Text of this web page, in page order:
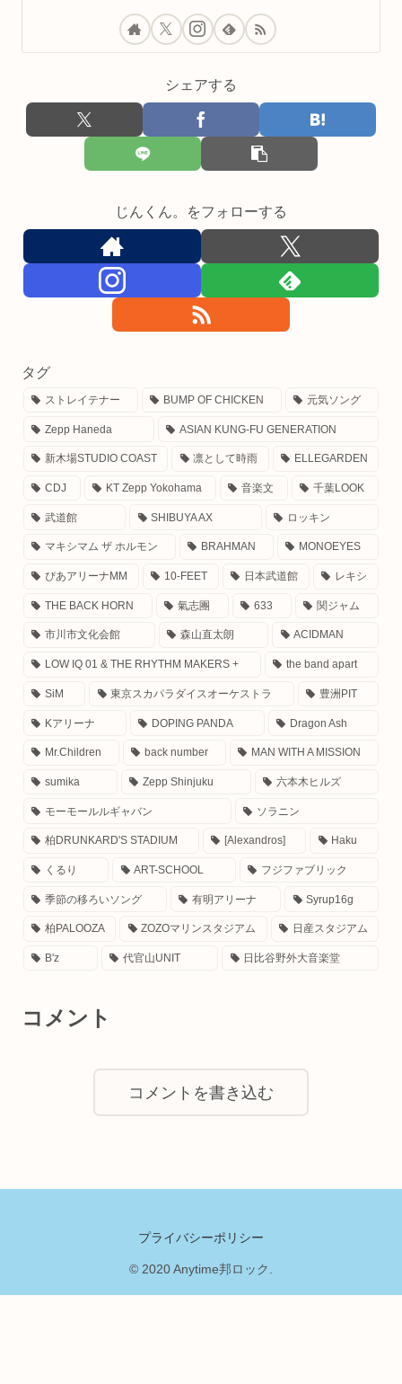
シェアする
じんくん。をフォローする
タグ
ストレイテナー BUMP OF CHICKEN 元気ソング
Zepp Haneda ASIAN KUNG-FU GENERATION
新木場STUDIO COAST 凛として時雨 ELLEGARDEN
CDJ KT Zepp Yokohama 音楽文 千葉LOOK
武道館 SHIBUYA AX ロッキン
マキシマム ザ ホルモン BRAHMAN MONOEYES
ぴあアリーナMM 10-FEET 日本武道館 レキシ
THE BACK HORN 氣志團 633 関ジャム
市川市文化会館 森山直太朗 ACIDMAN
LOW IQ 01 & THE RHYTHM MAKERS + the band apart
SiM 東京スカパラダイスオーケストラ 豊洲PIT
Kアリーナ DOPING PANDA Dragon Ash
Mr.Children back number MAN WITH A MISSION
sumika Zepp Shinjuku 六本木ヒルズ
モーモールルギャバン ソラニン
柏DRUNKARD'S STADIUM [Alexandros] Haku
くるり ART-SCHOOL フジファブリック
季節の移ろいソング 有明アリーナ Syrup16g
柏PALOOZA ZOZOマリンスタジアム 日産スタジアム
B'z 代官山UNIT 日比谷野外大音楽堂
コメント
コメントを書き込む
プライバシーポリシー
© 2020 Anytime邦ロック.